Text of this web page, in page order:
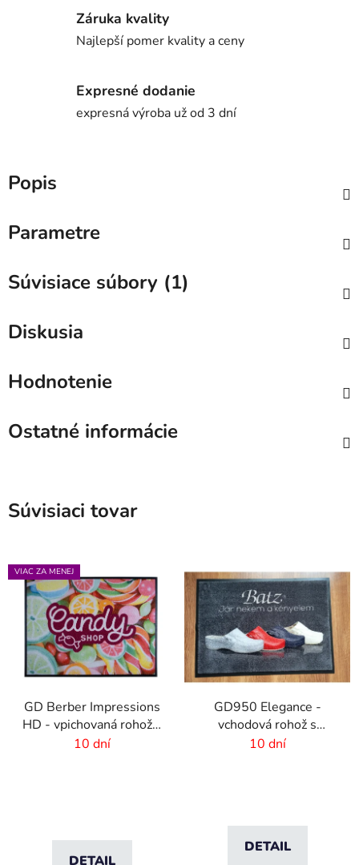
Záruka kvality
Najlepší pomer kvality a ceny
Expresné dodanie
expresná výroba už od 3 dní
Popis
Parametre
Súvisiace súbory (1)
Diskusia
Hodnotenie
Ostatné informácie
Súvisiaci tovar
VIAC ZA MENEJ
GD Berber Impressions
HD - vpichovaná rohož s
logom
10 dní
DETAIL
GD950 Elegance -
vchodová rohož s
digitálnou potlačou - 6
10 dní
DETAIL